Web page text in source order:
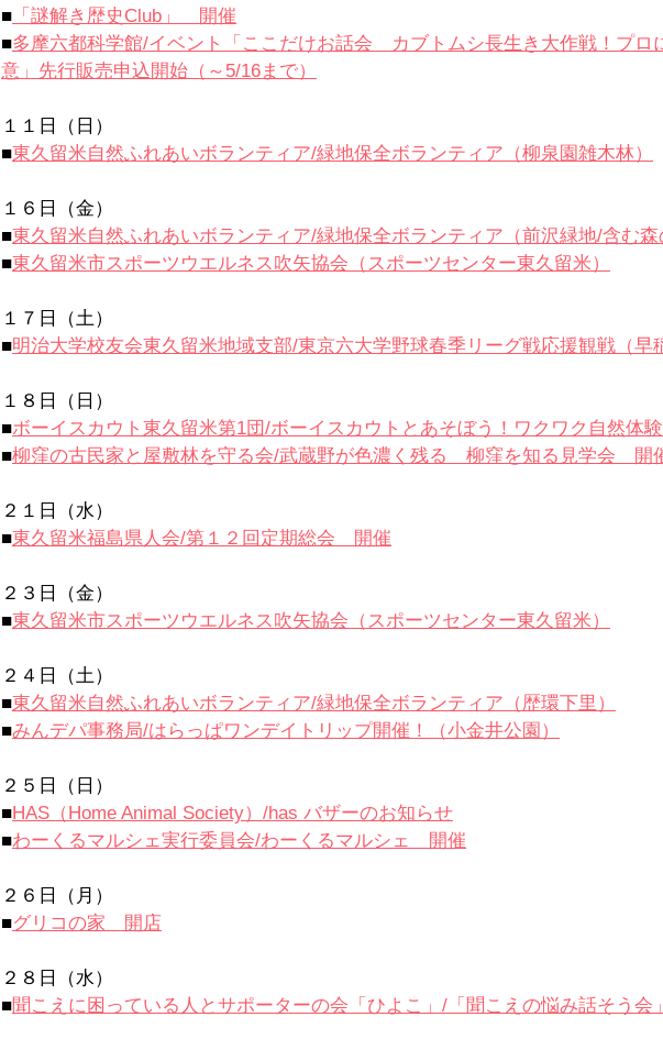
■ 「謎解き歴史Club」　開催
■多摩六都科学館/イベント「ここだけお話会　カブトムシ長生き大作戦！プロ
意」先行販売申込開始（～5/16まで）
１１日（日）
■東久留米自然ふれあいボランティア/緑地保全ボランティア（柳泉園雑木林）
１６日（金）
■東久留米自然ふれあいボランティア/緑地保全ボランティア（前沢緑地/含む森
■東久留米市スポーツウエルネス吹矢協会（スポーツセンター東久留米）
１７日（土）
■明治大学校友会東久留米地域支部/東京六大学野球春季リーグ戦応援観戦（早
１８日（日）
■ボーイスカウト東久留米第1団/ボーイスカウトとあそぼう！ワクワク 自然体
■柳窪の古民家と屋敷林を守る会/武蔵野が色濃く残る　柳窪を知る見学会　開
２１日（水）
■東久留米福島県人会/第１２回定期総会　開催
２３日（金）
■東久留米市スポーツウエルネス吹矢協会（スポーツセンター東久留米）
２４日（土）
■東久留米自然ふれあいボランティア/緑地保全ボランティア（歴環下里）
■みんデパ事務局/はらっぱワンデイトリップ開催！（小金井公園）
２５日（日）
■HAS（Home Animal Society）/has バザーのお知らせ
■わーくるマルシェ実行委員会/わーくるマルシェ　開催
２６日（月）
■グリコの家　開店
２８日（水）
■聞こえに困っている人とサポーターの会「ひよこ」/ 「聞こえの悩み話そう会